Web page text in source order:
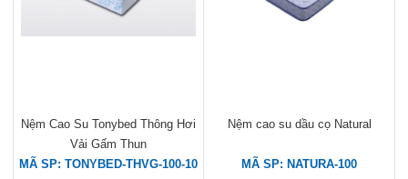
Nệm Cao Su Tonybed Thông Hơi
Vải Gấm Thun
MÃ SP: TONYBED-THVG-100-10
Nệm cao su dầu cọ Natural
MÃ SP: NATURA-100